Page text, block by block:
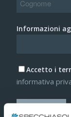
Informazioni
Accetto i
informativa